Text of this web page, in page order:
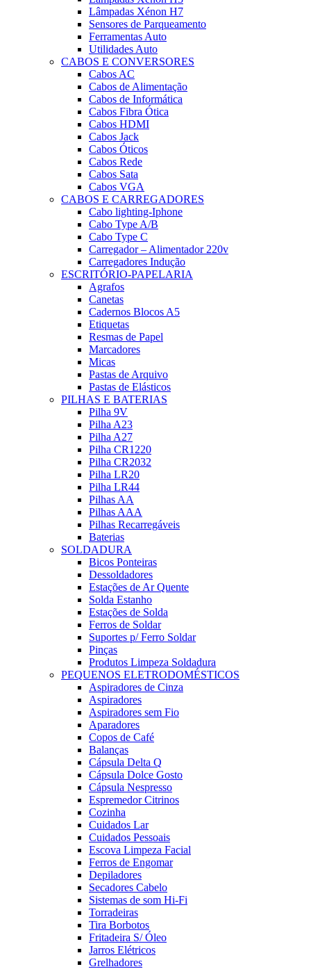
Lâmpadas Xénon H7
Sensores de Parqueamento
Ferramentas Auto
Utilidades Auto
CABOS E CONVERSORES
Cabos AC
Cabos de Alimentação
Cabos de Informática
Cabos Fibra Ótica
Cabos HDMI
Cabos Jack
Cabos Óticos
Cabos Rede
Cabos Sata
Cabos VGA
CABOS E CARREGADORES
Cabo lighting-Iphone
Cabo Type A/B
Cabo Type C
Carregador – Alimentador 220v
Carregadores Indução
ESCRITÓRIO-PAPELARIA
Agrafos
Canetas
Cadernos Blocos A5
Etiquetas
Resmas de Papel
Marcadores
Micas
Pastas de Arquivo
Pastas de Elásticos
PILHAS E BATERIAS
Pilha 9V
Pilha A23
Pilha A27
Pilha CR1220
Pilha CR2032
Pilha LR20
Pilha LR44
Pilhas AA
Pilhas AAA
Pilhas Recarregáveis
Baterias
SOLDADURA
Bicos Ponteiras
Dessoldadores
Estações de Ar Quente
Solda Estanho
Estações de Solda
Ferros de Soldar
Suportes p/ Ferro Soldar
Pinças
Produtos Limpeza Soldadura
PEQUENOS ELETRODOMÉSTICOS
Aspiradores de Cinza
Aspiradores
Aspiradores sem Fio
Aparadores
Copos de Café
Balanças
Cápsula Delta Q
Cápsula Dolce Gosto
Cápsula Nespresso
Espremedor Citrinos
Cozinha
Cuidados Lar
Cuidados Pessoais
Escova Limpeza Facial
Ferros de Engomar
Depiladores
Secadores Cabelo
Sistemas de som Hi-Fi
Torradeiras
Tira Borbotos
Fritadeira S/ Óleo
Jarros Elétricos
Grelhadores